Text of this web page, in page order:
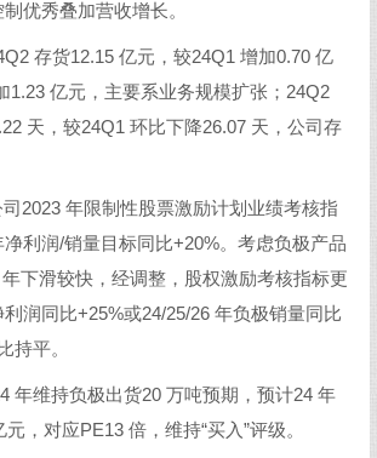
优秀叠加营收增长。
存货12.15 亿元，较24Q1 增加0.70 亿
1.23 亿元，主要系业务规模扩张；24Q2
天，较24Q1 环比下降26.07 天，公司存
司2023 年限制性股票激励计划业绩考核指
利润/销量目标同比+20%。考虑负极产品
下滑较快，经调整，股权激励考核指标更
润同比+25%或24/25/26 年负极销量同比
持平。
年维持负极出货20 万吨预期，预计24 年
，对应PE13 倍，维持“买入”评级。